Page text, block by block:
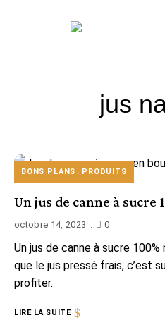
jus
BONS PLANS PRODUITS
Un jus de canne à sucre
octobre 14, 2023 0
Un jus de canne à sucre
que le jus pressé frais, c’est
profiter.
LIRE LA SUITE